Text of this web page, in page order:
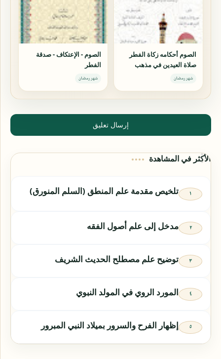
الصوم أحكامه زكاة الفطر
صلاة العيدين في مذهب
الإمام الشافعي رضي الله
شهر رمضان
الصوم - الإعتكاف - صدقة
الفطر
شهر رمضان
إرسال تعليق
الأكثر في المشاهدة
تلخيص مقدمة علم المنطق (السلم المنورق)
مدخل إلى علم أصول الفقه
توضيح علم مصطلح الحديث الشريف
المورد الروي في المولد النبوي
إظهار الفرح والسرور بميلاد النبي المبرور